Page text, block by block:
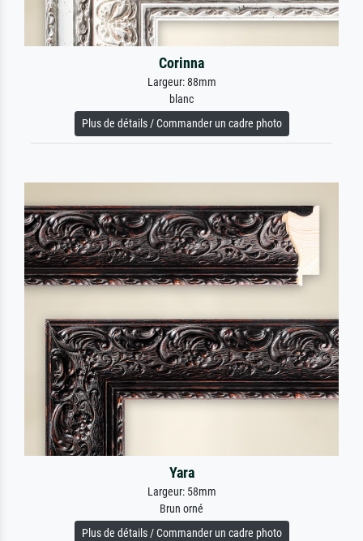
Corinna
Largeur: 88mm
blanc
Plus de détails / Commander un cadre photo
Yara
Largeur: 58mm
Brun orné
Plus de détails / Commander un cadre photo